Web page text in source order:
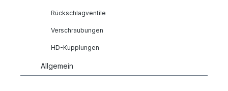
Rückschlagventile
Verschraubungen
HD-Kupplungen
Allgemein